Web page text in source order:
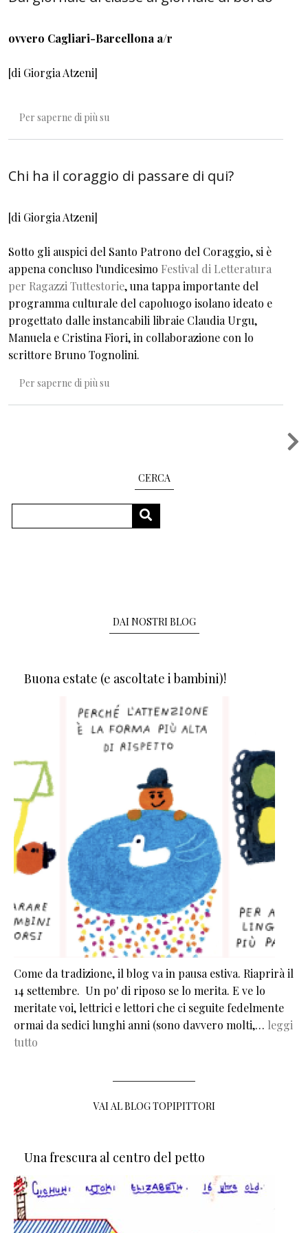
ovvero Cagliari-Barcellona a/r
[di Giorgia Atzeni]
Per saperne di più su
Chi ha il coraggio di passare di qui?
[di Giorgia Atzeni]
Sotto gli auspici del Santo Patrono del Coraggio, si è
appena concluso l'undicesimo Festival di Letteratura
per Ragazzi Tuttestorie, una tappa importante del
programma culturale del capoluogo isolano ideato e
progettato dalle instancabili libraie Claudia Urgu,
Manuela e Cristina Fiori, in collaborazione con lo
scrittore Bruno Tognolini.
Per saperne di più su
CERCA
CERCA
DAI NOSTRI BLOG
Buona estate (e ascoltate i bambini)!
Come da tradizione, il blog va in pausa estiva. Riaprirà il
14 settembre. Un po' di riposo se lo merita. E ve lo
meritate voi, lettrici e lettori che ci seguite fedelmente
ormai da sedici lunghi anni (sono davvero molti,… leggi
tutto
VAI AL BLOG TOPIPITTORI
Una frescura al centro del petto